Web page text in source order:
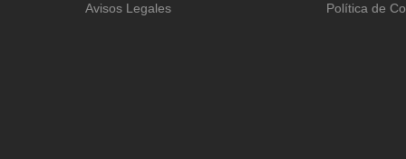
Avisos Legales Política de